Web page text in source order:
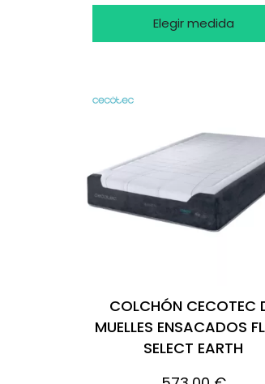
Elegir medida
COLCHÓN CECOTEC
MUELLES ENSACADOS
SELECT EARTH